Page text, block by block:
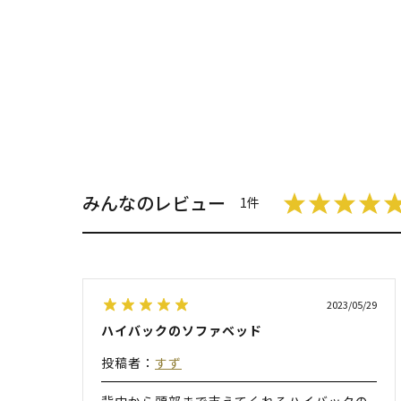
みんなのレビュー 1件
2023/05/29
ハイバックのソファベッド
投稿者： すず